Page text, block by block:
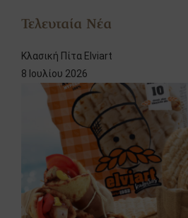
Τελευταία Νέα
Κλασική Πίτα Elviart
8 Ιουλίου 2026